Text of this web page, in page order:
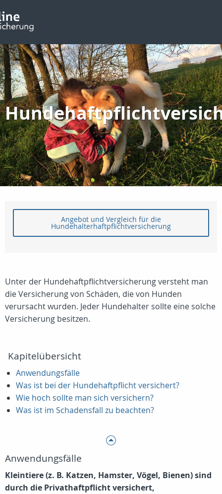
Angebot und Vergleich für die
Hundehalterhaftpflichtversicherung
Unter der Hundehaftpflichtversicherung versteht man
die Versicherung von Schäden, die von Hunden
verursacht wurden. Jeder Hundehalter sollte eine solche
Versicherung besitzen.
Kapitelübersicht
Anwendungsfälle
Was ist bei der Hundehaftpflicht versichert?
Wie hoch sollte man sich versichern?
Was ist im Schadensfall zu beachten?
Anwendungsfälle
Kleintiere (z. B. Katzen, Hamster, Vögel, Bienen) sind
durch die Privathaftpflicht versichert,